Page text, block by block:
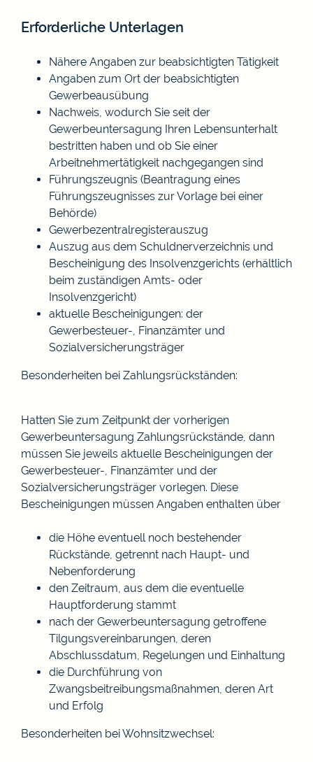
Erforderliche Unterlagen
Nähere Angaben zur beabsichtigten Tätigkeit
Angaben zum Ort der beabsichtigten
Gewerbeausübung
Nachweis, wodurch Sie seit der
Gewerbeuntersagung Ihren Lebensunterhalt
bestritten haben und ob Sie einer
Arbeitnehmertätigkeit nachgegangen sind
Führungszeugnis (Beantragung eines
Führungszeugnisses zur Vorlage bei einer
Behörde)
Gewerbezentralregisterauszug
Auszug aus dem Schuldnerverzeichnis und
Bescheinigung des Insolvenzgerichts (erhältlich
beim zuständigen Amts- oder
Insolvenzgericht)
aktuelle Bescheinigungen: der
Gewerbesteuer-, Finanzämter und
Sozialversicherungsträger
Besonderheiten bei Zahlungsrückständen:
Hatten Sie zum Zeitpunkt der vorherigen
Gewerbeuntersagung Zahlungsrückstände, dann
müssen Sie jeweils aktuelle Bescheinigungen der
Gewerbesteuer-, Finanzämter und der
Sozialversicherungsträger vorlegen. Diese
Bescheinigungen müssen Angaben enthalten über
die Höhe eventuell noch bestehender
Rückstände, getrennt nach Haupt- und
Nebenforderung
den Zeitraum, aus dem die eventuelle
Hauptforderung stammt
nach der Gewerbeuntersagung getroffene
Tilgungsvereinbarungen, deren
Abschlussdatum, Regelungen und Einhaltung
die Durchführung von
Zwangsbeitreibungsmaßnahmen, deren Art
und Erfolg
Besonderheiten bei Wohnsitzwechsel: